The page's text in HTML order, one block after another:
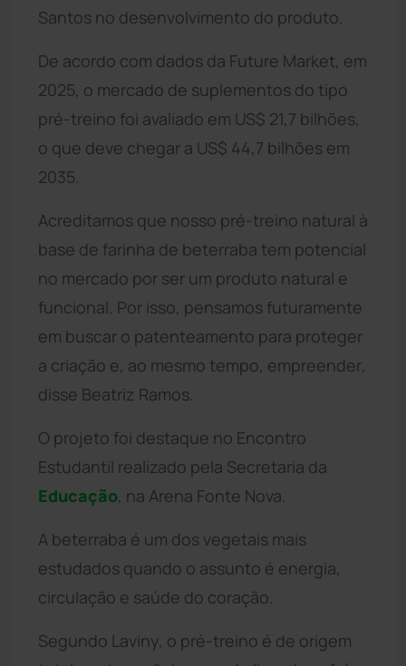
Santos no desenvolvimento do produto.
De acordo com dados da Future Market, em
2025, o mercado de suplementos do tipo
pré-treino foi avaliado em US$ 21,7 bilhões,
o que deve chegar a US$ 44,7 bilhões em
2035.
Acreditamos que nosso pré-treino natural à
base de farinha de beterraba tem potencial
no mercado por ser um produto natural e
funcional. Por isso, pensamos futuramente
em buscar o patenteamento para proteger
a criação e, ao mesmo tempo, empreender,
disse Beatriz Ramos.
O projeto foi destaque no Encontro
Estudantil realizado pela Secretaria da
Educação, na Arena Fonte Nova.
A beterraba é um dos vegetais mais
estudados quando o assunto é energia,
circulação e saúde do coração.
Segundo Laviny, o pré-treino é de origem